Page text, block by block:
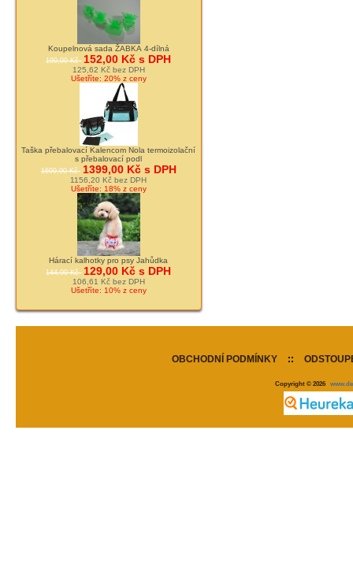
Koupelnová sada ŽABKA 4-dílná
190,00 Kč 152,00 Kč s DPH
125,62 Kč bez DPH
Ušetříte: 20% z ceny
Taška přebalovací Kalencom Nola termoizolační
s přebalovací podl
1699,00 Kč 1399,00 Kč s DPH
1156,20 Kč bez DPH
Ušetříte: 18% z ceny
Hárací kalhotky pro psy Jahůdka
144,00 Kč 129,00 Kč s DPH
106,61 Kč bez DPH
Ušetříte: 10% z ceny
OBCHODNÍ PODMÍNKY ::
Copyright © 2026